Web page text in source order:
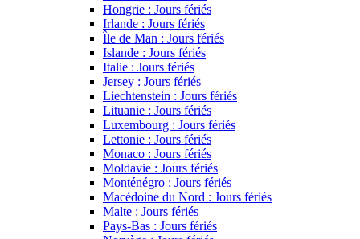
Hongrie : Jours fériés
Irlande : Jours fériés
Île de Man : Jours fériés
Islande : Jours fériés
Italie : Jours fériés
Jersey : Jours fériés
Liechtenstein : Jours fériés
Lituanie : Jours fériés
Luxembourg : Jours fériés
Lettonie : Jours fériés
Monaco : Jours fériés
Moldavie : Jours fériés
Monténégro : Jours fériés
Macédoine du Nord : Jours fériés
Malte : Jours fériés
Pays-Bas : Jours fériés